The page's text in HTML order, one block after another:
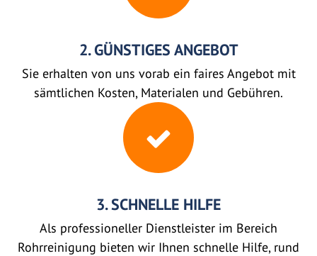
2. GÜNSTIGES ANGEBOT
Sie erhalten von uns vorab ein faires Angebot mit
sämtlichen Kosten, Materialen und Gebühren.
3. SCHNELLE HILFE
Als professioneller Dienstleister im Bereich
Rohrreinigung bieten wir Ihnen schnelle Hilfe, rund